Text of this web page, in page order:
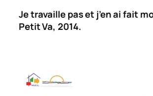
Je travaille pas et j’en ai fait
Petit Va, 2014.